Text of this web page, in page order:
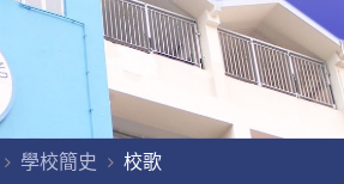
學校簡史 校歌